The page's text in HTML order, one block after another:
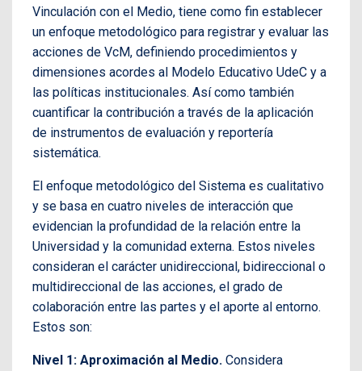
Vinculación con el Medio, tiene como fin establecer
un enfoque metodológico para registrar y evaluar las
acciones de VcM, definiendo procedimientos y
dimensiones acordes al Modelo Educativo UdeC y a
las políticas institucionales. Así como también
cuantificar la contribución a través de la aplicación
de instrumentos de evaluación y reportería
sistemática.
El enfoque metodológico del Sistema es cualitativo
y se basa en cuatro niveles de interacción que
evidencian la profundidad de la relación entre la
Universidad y la comunidad externa. Estos niveles
consideran el carácter unidireccional, bidireccional o
multidireccional de las acciones, el grado de
colaboración entre las partes y el aporte al entorno.
Estos son:
Nivel 1: Aproximación al Medio. Considera